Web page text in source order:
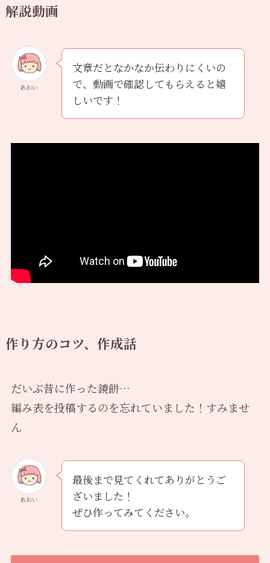
解説動画
あおい
文章だとなかなか伝わりにくいの
で、動画で確認してもらえると嬉
しいです！
作り方のコツ、作成話
だいぶ昔に作った鏡餅…
編み表を投稿するのを忘れていました！すみませ
ん
あおい
最後まで見てくれてありがとうご
ざいました！
ぜひ作ってみてください。